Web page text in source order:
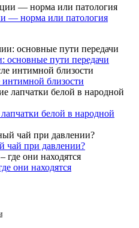
— норма или патология
основные пути передачи
близости
белой в народной
чай при давлении?
они находятся